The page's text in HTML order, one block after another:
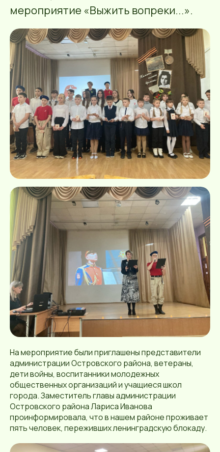
мероприятие «Выжить вопреки...».
На мероприятие были приглашены представители
администрации Островского района, ветераны,
дети войны, воспитанники молодежных
общественных организаций и учащиеся школ
города. Заместитель главы администрации
Островского района Лариса Иванова
проинформировала, что в нашем районе проживает
пять человек, переживших ленинградскую блокаду.